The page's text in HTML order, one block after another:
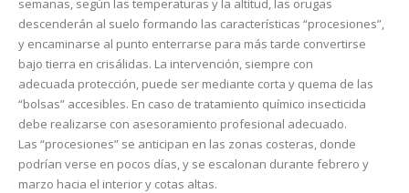
semanas, según las temperaturas y la altitud, las orugas
descenderán al suelo formando las características “procesiones”,
y encaminarse al punto enterrarse para más tarde convertirse
bajo tierra en crisálidas. La intervención, siempre con
adecuada protección, puede ser mediante corta y quema de las
“bolsas” accesibles. En caso de tratamiento químico insecticida
debe realizarse con asesoramiento profesional adecuado.
Las “procesiones” se anticipan en las zonas costeras, donde
podrían verse en pocos días, y se escalonan durante febrero y
marzo hacia el interior y cotas altas.